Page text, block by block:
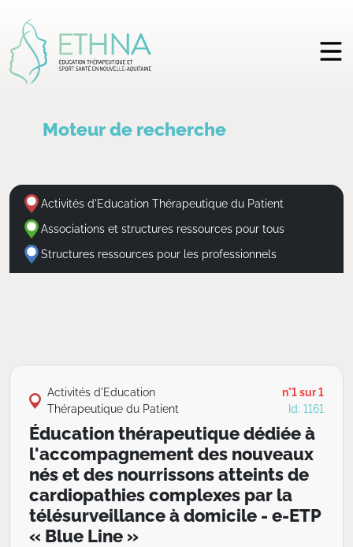
Moteur de recherche
Activités d'Education Thérapeutique du Patient
Associations et structures ressources pour tous
Structures ressources pour les professionnels
Activités d'Education
Thérapeutique du Patient
n°1 sur 1
Id: 1161
Éducation thérapeutique dédiée à
l'accompagnement des nouveaux
nés et des nourrissons atteints de
cardiopathies complexes par la
télésurveillance à domicile - e-ETP
« Blue Line »